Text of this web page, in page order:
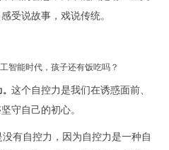
受说故事，戏说传统。
这个自控力是我们在诱惑面前、
守自己的初心。
有自控力，因为自控力是一种自